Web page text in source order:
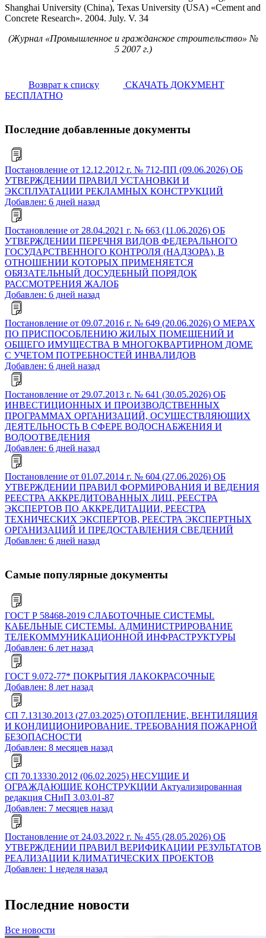
Shanghai University (China), Texas University (USA) «Cement and
Concrete Research». 2004. July. V. 34
(Журнал «Промышленное и гражданское строительство» №
5 2007 г.)
Возврат к списку
СКАЧАТЬ ДОКУМЕНТ
БЕСПЛАТНО
Последние добавленные документы
Постановление от 12.12.2012 г. № 712-ПП (09.06.2026) ОБ
УТВЕРЖДЕНИИ ПРАВИЛ УСТАНОВКИ И
ЭКСПЛУАТАЦИИ РЕКЛАМНЫХ КОНСТРУКЦИЙ
Добавлен: 6 дней назад
Постановление от 28.04.2021 г. № 663 (11.06.2026) ОБ
УТВЕРЖДЕНИИ ПЕРЕЧНЯ ВИДОВ ФЕДЕРАЛЬНОГО
ГОСУДАРСТВЕННОГО КОНТРОЛЯ (НАДЗОРА), В
ОТНОШЕНИИ КОТОРЫХ ПРИМЕНЯЕТСЯ
ОБЯЗАТЕЛЬНЫЙ ДОСУДЕБНЫЙ ПОРЯДОК
РАССМОТРЕНИЯ ЖАЛОБ
Добавлен: 6 дней назад
Постановление от 09.07.2016 г. № 649 (20.06.2026) О МЕРАХ
ПО ПРИСПОСОБЛЕНИЮ ЖИЛЫХ ПОМЕЩЕНИЙ И
ОБЩЕГО ИМУЩЕСТВА В МНОГОКВАРТИРНОМ ДОМЕ
С УЧЕТОМ ПОТРЕБНОСТЕЙ ИНВАЛИДОВ
Добавлен: 6 дней назад
Постановление от 29.07.2013 г. № 641 (30.05.2026) ОБ
ИНВЕСТИЦИОННЫХ И ПРОИЗВОДСТВЕННЫХ
ПРОГРАММАХ ОРГАНИЗАЦИЙ, ОСУЩЕСТВЛЯЮЩИХ
ДЕЯТЕЛЬНОСТЬ В СФЕРЕ ВОДОСНАБЖЕНИЯ И
ВОДООТВЕДЕНИЯ
Добавлен: 6 дней назад
Постановление от 01.07.2014 г. № 604 (27.06.2026) ОБ
УТВЕРЖДЕНИИ ПРАВИЛ ФОРМИРОВАНИЯ И ВЕДЕНИЯ
РЕЕСТРА АККРЕДИТОВАННЫХ ЛИЦ, РЕЕСТРА
ЭКСПЕРТОВ ПО АККРЕДИТАЦИИ, РЕЕСТРА
ТЕХНИЧЕСКИХ ЭКСПЕРТОВ, РЕЕСТРА ЭКСПЕРТНЫХ
ОРГАНИЗАЦИЙ И ПРЕДОСТАВЛЕНИЯ СВЕДЕНИЙ
Добавлен: 6 дней назад
Самые популярные документы
ГОСТ Р 58468-2019 СЛАБОТОЧНЫЕ СИСТЕМЫ.
КАБЕЛЬНЫЕ СИСТЕМЫ. АДМИНИСТРИРОВАНИЕ
ТЕЛЕКОММУНИКАЦИОННОЙ ИНФРАСТРУКТУРЫ
Добавлен: 6 лет назад
ГОСТ 9.072-77* ПОКРЫТИЯ ЛАКОКРАСОЧНЫЕ
Добавлен: 8 лет назад
СП 7.13130.2013 (27.03.2025) ОТОПЛЕНИЕ, ВЕНТИЛЯЦИЯ
И КОНДИЦИОНИРОВАНИЕ. ТРЕБОВАНИЯ ПОЖАРНОЙ
БЕЗОПАСНОСТИ
Добавлен: 8 месяцев назад
СП 70.13330.2012 (06.02.2025) НЕСУЩИЕ И
ОГРАЖДАЮЩИЕ КОНСТРУКЦИИ Актуализированная
редакция СНиП 3.03.01-87
Добавлен: 7 месяцев назад
Постановление от 24.03.2022 г. № 455 (28.05.2026) ОБ
УТВЕРЖДЕНИИ ПРАВИЛ ВЕРИФИКАЦИИ РЕЗУЛЬТАТОВ
РЕАЛИЗАЦИИ КЛИМАТИЧЕСКИХ ПРОЕКТОВ
Добавлен: 1 неделя назад
Последние новости
Все новости